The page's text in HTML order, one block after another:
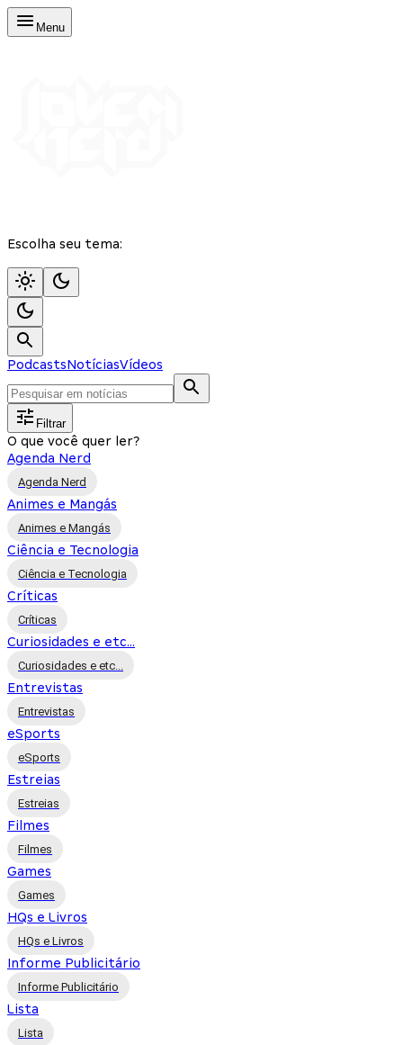
Menu
Escolha seu tema:
PodcastsNotíciasVídeos
Filtrar
O que você quer ler?
Agenda Nerd
Agenda Nerd
Animes e Mangás
Animes e Mangás
Ciência e Tecnologia
Ciência e Tecnologia
Críticas
Críticas
Curiosidades e etc...
Curiosidades e etc...
Entrevistas
Entrevistas
eSports
eSports
Estreias
Estreias
Filmes
Filmes
Games
Games
HQs e Livros
HQs e Livros
Informe Publicitário
Informe Publicitário
Lista
Lista